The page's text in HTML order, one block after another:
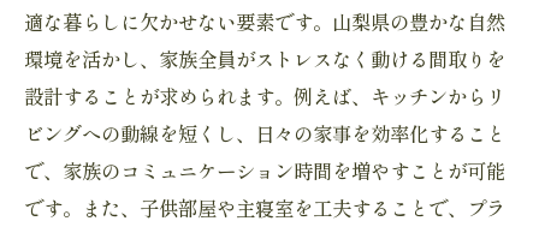
適な暮らしに欠かせない要素です。山梨県の豊かな自然
環境を活かし、家族全員がストレスなく動ける間取りを
設計することが求められます。例えば、キッチンからリ
ビングへの動線を短くし、日々の家事を効率化すること
で、家族のコミュニケーション時間を増やすことが可能
です。また、子供部屋や主寝室を工夫することで、プラ